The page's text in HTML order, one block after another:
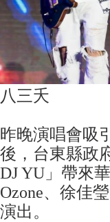
八三夭
昨晚演唱會吸
後，台東縣政
DJ YU」帶來
Ozone、徐佳
演出。